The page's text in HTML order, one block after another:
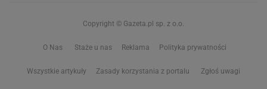
Copyright © Gazeta.pl sp. z o.o.
O Nas Staże u nas Reklama Polityka prywatności
Wszystkie artykuły Zasady korzystania z portalu Zgłoś uwagi